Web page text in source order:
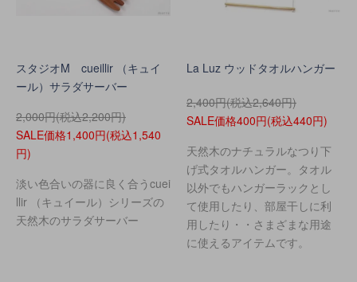
スタジオM cueillir （キュイ
ール）サラダサーバー
2,000円(税込2,200円)
SALE価格1,400円(税込1,540
円)
淡い色合いの器に良く合うcuei
llir （キュイール）シリーズの
天然木のサラダサーバー
La Luz ウッドタオルハンガー
2,400円(税込2,640円)
SALE価格400円(税込440円)
天然木のナチュラルなつり下
げ式タオルハンガー。タオル
以外でもハンガーラックとし
て使用したり、部屋干しに利
用したり・・さまざまな用途
に使えるアイテムです。